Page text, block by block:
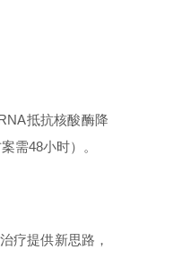
抵抗核酸酶降
需48小时）。
疗提供新思路，